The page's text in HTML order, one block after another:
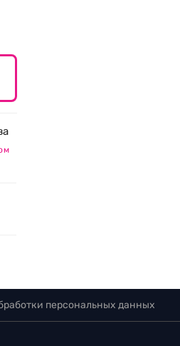
персональных данных